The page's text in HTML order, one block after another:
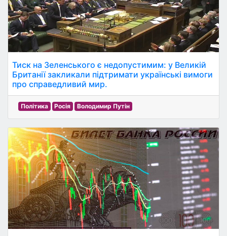
Тиск на Зеленського є недопустимим: у Великій
Британії закликали підтримати українські вимоги
про справедливий мир.
Політика Росія Володимир Путін